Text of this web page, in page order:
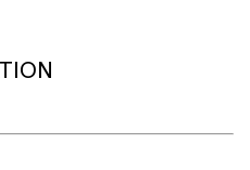
en papegoja på axeln.